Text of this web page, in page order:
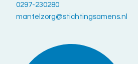
0297-230280
mantelzorg@stichtingsamens.nl